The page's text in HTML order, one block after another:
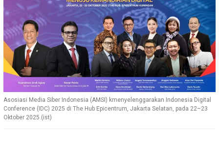
Asosiasi Media Siber Indonesia (AMSI) kmenyelenggarakan Indonesia Digital
Conference (IDC) 2025 di The Hub Epicentrum, Jakarta Selatan, pada 22–23
Oktober 2025.(ist)